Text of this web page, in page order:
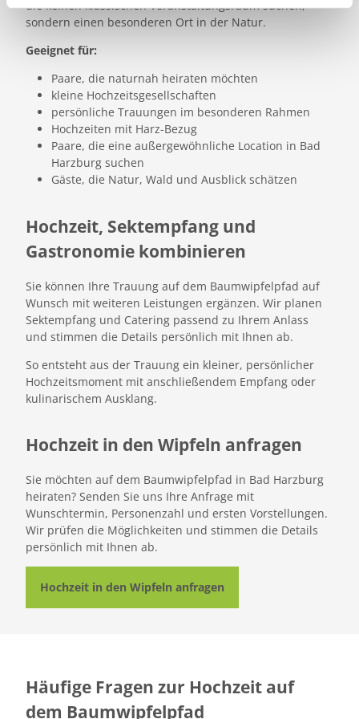
die keinen klassischen Veranstaltungsraum suchen,
sondern einen besonderen Ort in der Natur.
Geeignet für:
Paare, die naturnah heiraten möchten
kleine Hochzeitsgesellschaften
persönliche Trauungen im besonderen Rahmen
Hochzeiten mit Harz-Bezug
Paare, die eine außergewöhnliche Location in Bad
Harzburg suchen
Gäste, die Natur, Wald und Ausblick schätzen
Hochzeit, Sektempfang und
Gastronomie kombinieren
Sie können Ihre Trauung auf dem Baumwipfelpfad auf
Wunsch mit weiteren Leistungen ergänzen. Wir planen
Sektempfang und Catering passend zu Ihrem Anlass
und stimmen die Details persönlich mit Ihnen ab.
So entsteht aus der Trauung ein kleiner, persönlicher
Hochzeitsmoment mit anschließendem Empfang oder
kulinarischem Ausklang.
Hochzeit in den Wipfeln anfragen
Sie möchten auf dem Baumwipfelpfad in Bad Harzburg
heiraten? Senden Sie uns Ihre Anfrage mit
Wunschtermin, Personenzahl und ersten Vorstellungen.
Wir prüfen die Möglichkeiten und stimmen die Details
persönlich mit Ihnen ab.
Hochzeit in den Wipfeln anfragen
Häufige Fragen zur Hochzeit auf
dem Baumwipfelpfad